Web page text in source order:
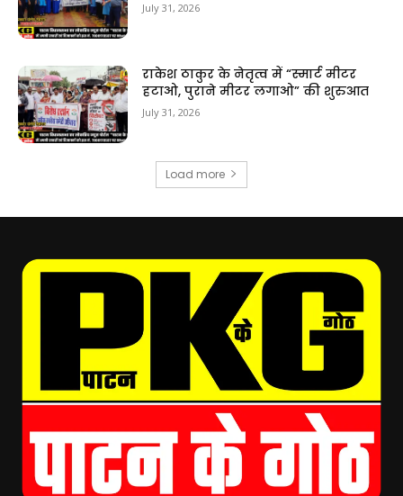
July 31, 2026
राकेश ठाकुर के नेतृत्व में “स्मार्ट मीटर
हटाओ, पुराने मीटर लगाओ” की शुरुआत
July 31, 2026
Load more